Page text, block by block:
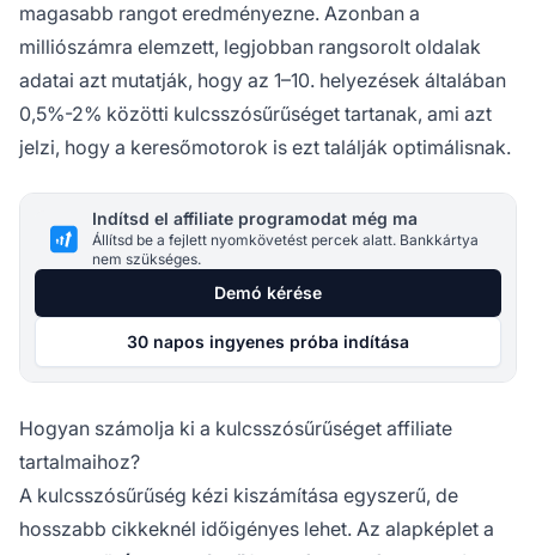
magasabb rangot eredményezne. Azonban a
milliószámra elemzett, legjobban rangsorolt oldalak
adatai azt mutatják, hogy az 1–10. helyezések általában
0,5%-2% közötti kulcsszósűrűséget tartanak, ami azt
jelzi, hogy a keresőmotorok is ezt találják optimálisnak.
Indítsd el affiliate programodat még ma
Állítsd be a fejlett nyomkövetést percek alatt. Bankkártya
nem szükséges.
Demó kérése
30 napos ingyenes próba indítása
Hogyan számolja ki a kulcsszósűrűséget affiliate
tartalmaihoz?
A kulcsszósűrűség kézi kiszámítása egyszerű, de
hosszabb cikkeknél időigényes lehet. Az alapképlet a